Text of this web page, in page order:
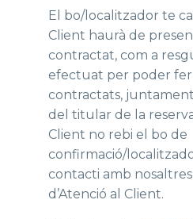
El bo/localitzador te
Client haurà de
contractat, com a
efectuat per poder fer
contractats,
del titular de la
Client no rebi el bo de
confirmació/
contacti amb
d’Atenció al Client.